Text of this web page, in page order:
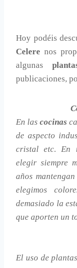
Hoy podéis
Celere nos
algunas
publicaciones,
En las cocinas
de aspecto
cristal etc. En
elegir siempre
años
elegimos
demasiado la
que aporten un
El uso de